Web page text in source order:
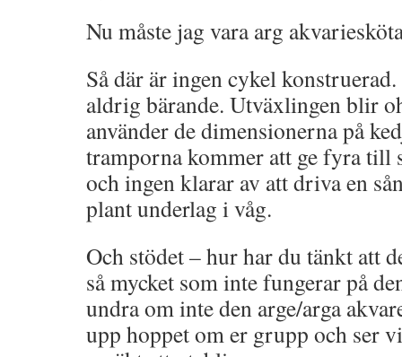
Nu måste jag vara arg
Så där är ingen cykel
aldrig bärande. Utväxlingen blir
använder de dimensionerna på
tramporna kommer att ge fyra till
och ingen klarar av att driva en
plant underlag i våg.
Och stödet – hur har du tänkt att
så mycket som inte fungerar på
undra om inte den arge/arga
upp hoppet om er grupp och ser